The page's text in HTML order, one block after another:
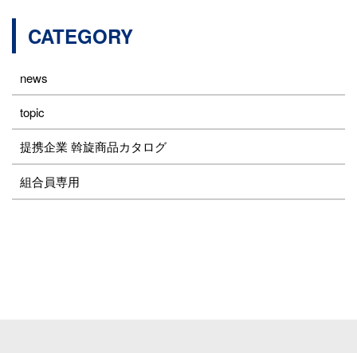
CATEGORY
news
topic
提携企業 斡旋商品カタログ
組合員専用